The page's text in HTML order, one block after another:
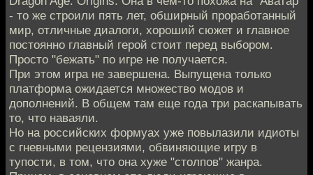
- то же строили пять лет, обширный проработанный
мир, отличные диалоги, хороший сюжет и главное
постоянно главный герой стоит перед выбором.
Просто "бежать" по игре не получается.
При этом игра не завершена. Выпущена только
платформа ожидается множество модов и
дополнений. В общем там еще года три раскапывать
то, что наваяли.
Но на российских формуах уже повылазили идиоты
с гневными рецензиями, обвиняющие игру в
тупости, в том, что она хуже "столпов" жанра.